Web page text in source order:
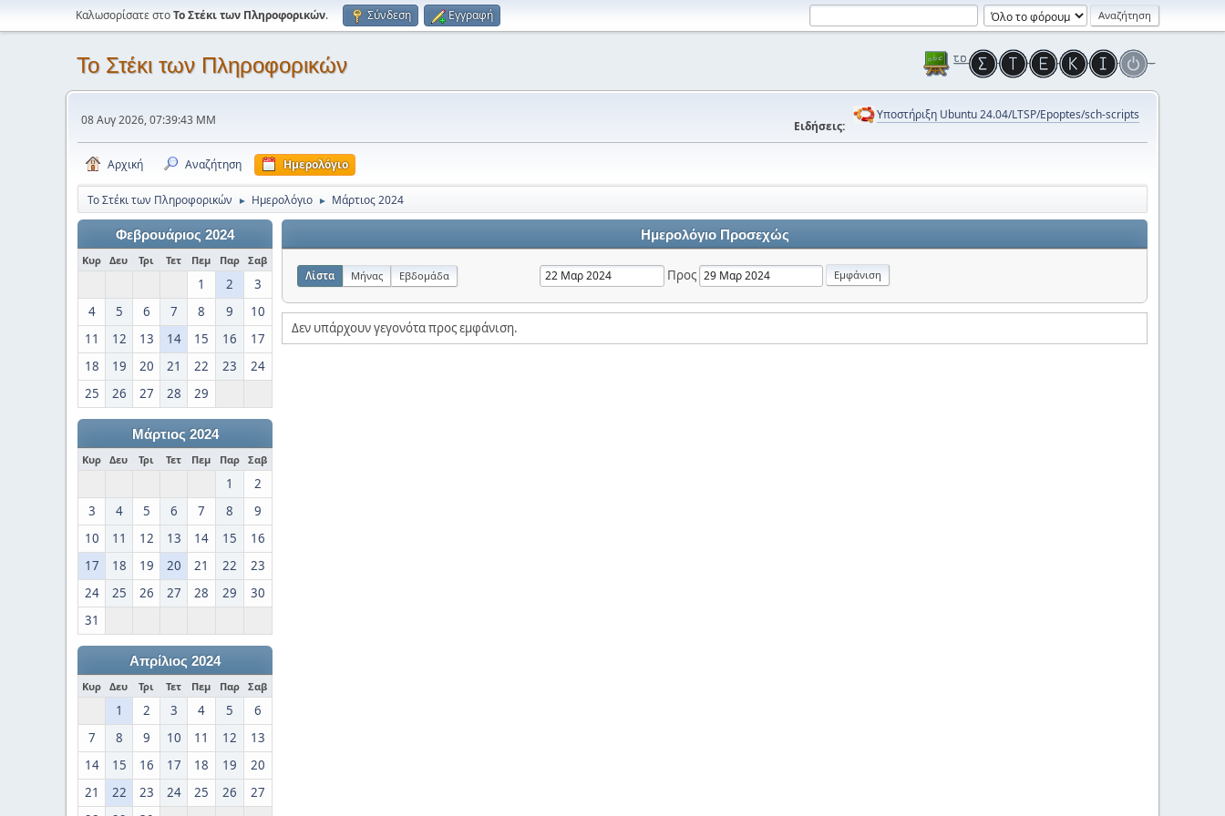
Καλωσορίσατε στοΤο Στέκι των Πληροφορικών. Σύνδεση Εγγραφή
Το Στέκι των Πληροφορικών
08 Αυγ 2026, 07:39:43 ΜΜ Ειδήσεις:
Υποστήριξη Ubuntu 24.04/LTSP/Epoptes/sch-scripts
Αρχική Αναζήτηση Ημερολόγιο
Το Στέκι των Πληροφορικών ► Ημερολόγιο ► Μάρτιος 2024
Φεβρουάριος 2024
Κυρ Δευ Τρι Τετ Πεμ Παρ Σαβ
1 2
3
4
5 6 7 8 9
10
11
12 13 14 15 16
17
18
19 20 21 22 23
24
25
26 27 28 29
Μάρτιος 2024
Κυρ Δευ Τρι Τετ Πεμ Παρ Σαβ
1
2
3
4 5 6 7 8
9
10
11 12 13 14 15
16
17
18 19 20 21 22
23
24
25 26 27 28 29
30
31
Απρίλιος 2024
Κυρ Δευ Τρι Τετ Πεμ Παρ Σαβ
1 2 3 4 5
6
7
8 9 10 11 12
13
14
15 16 17 18 19
20
21
22 23 24 25 26
27
Ημερολόγιο Προσεχώς
Λίστα Μήνας Εβδομάδα Προς
Δεν υπάρχουν γεγονότα προς εμφάνιση.